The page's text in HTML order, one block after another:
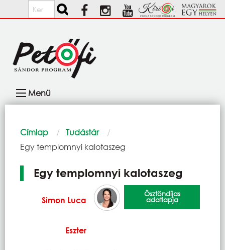
Ugrás a tartalomra
Keresés
navigáció
Menü
Morzsa
Címlap
Tudástár
Current:
Egy templomnyi kalotaszeg
Egy templomnyi kalotaszeg
Simon Luca
Eszter
Ösztöndíjas
adatlapja